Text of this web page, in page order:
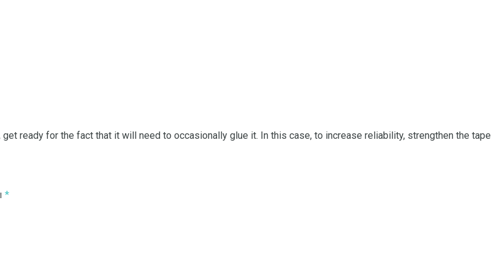
ready for the fact that it will need to occasionally glue it. In this case, to increase reliability, strengthen the tape
*